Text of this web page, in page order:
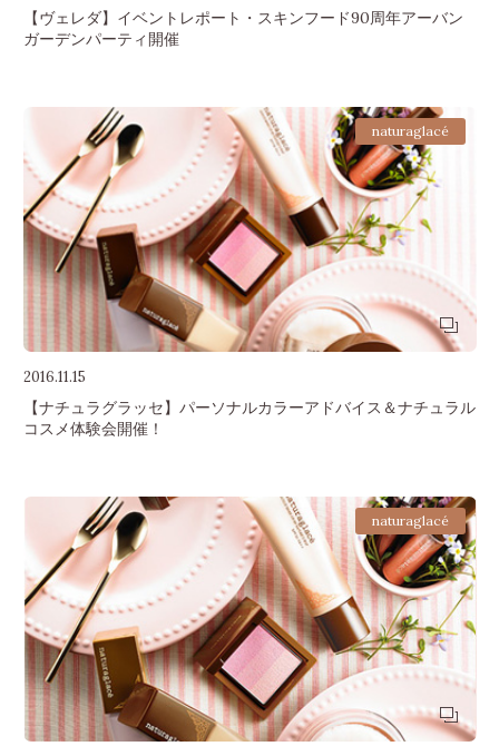
【ヴェレダ】イベントレポート・スキンフード90周年アーバン
ガーデンパーティ開催
naturaglacé
2016.11.15
【ナチュラグラッセ】パーソナルカラーアドバイス＆ナチュラル
コスメ体験会開催！
naturaglacé